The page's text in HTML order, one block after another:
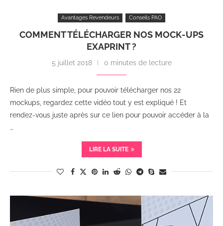
Avantages Revendeurs Conseils PAO
COMMENT TÉLÉCHARGER NOS MOCK-UPS
EXAPRINT ?
5 juillet 2018 0 minutes de lecture
Rien de plus simple, pour pouvoir télécharger nos 22
mockups, regardez cette vidéo tout y est expliqué ! Et
rendez-vous juste après sur ce lien pour pouvoir accéder à la
…
LIRE LA SUITE